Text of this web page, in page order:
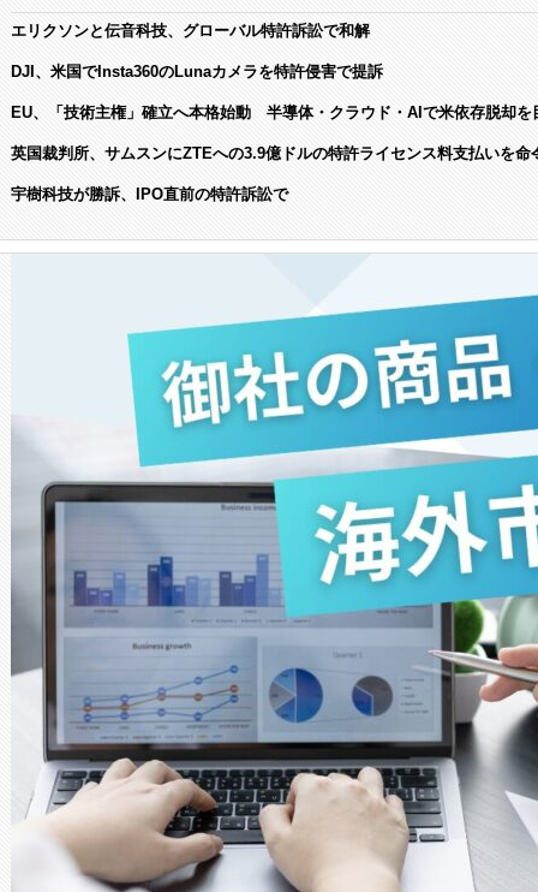
エリクソンと伝音科技、グローバル特許訴訟で和解
DJI、米国でInsta360のLunaカメラを特許侵害で提訴
EU、「技術主権」確立へ本格始動 半導体・クラウド・AIで米依存脱却を
英国裁判所、サムスンにZTEへの3.9億ドルの特許ライセンス料支払いを命
宇樹科技が勝訴、IPO直前の特許訴訟で